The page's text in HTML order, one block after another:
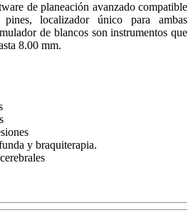
de planeación avanzado compatible
localizador único para ambas
de blancos son instrumentos que
8.00 mm.
y braquiterapia.